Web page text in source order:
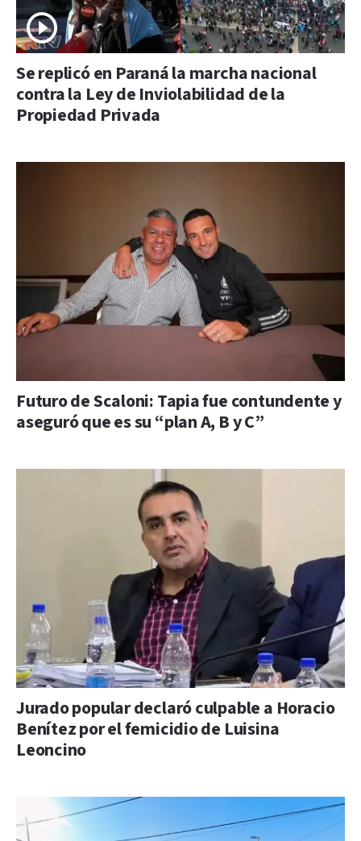
Se replicó en Paraná la marcha nacional
contra la Ley de Inviolabilidad de la
Propiedad Privada
Futuro de Scaloni: Tapia fue contundente y
aseguró que es su “plan A, B y C”
Jurado popular declaró culpable a Horacio
Benítez por el femicidio de Luisina
Leoncino